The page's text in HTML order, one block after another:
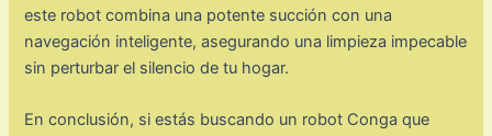
este robot combina una potente succión con una
navegación inteligente, asegurando una limpieza impecable
sin perturbar el silencio de tu hogar.
En conclusión, si estás buscando un robot Conga que